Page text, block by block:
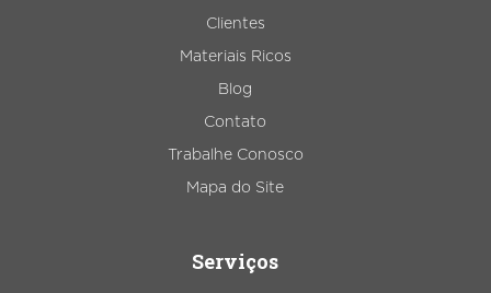
Clientes
Materiais Ricos
Blog
Contato
Trabalhe Conosco
Mapa do Site
Serviços